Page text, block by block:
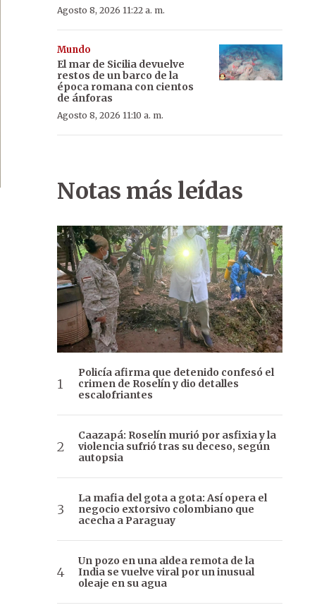
Agosto 8, 2026 11:22 a. m.
Mundo
El mar de Sicilia devuelve
restos de un barco de la
época romana con cientos
de ánforas
Agosto 8, 2026 11:10 a. m.
Notas más leídas
Policía afirma que detenido confesó el
crimen de Roselín y dio detalles
escalofriantes
Caazapá: Roselín murió por asfixia y la
violencia sufrió tras su deceso, según
autopsia
La mafia del gota a gota: Así opera el
negocio extorsivo colombiano que
acecha a Paraguay
Un pozo en una aldea remota de la
India se vuelve viral por un inusual
oleaje en su agua